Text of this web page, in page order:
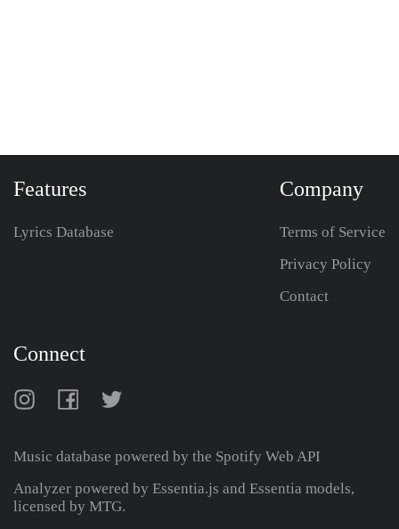
Features
Lyrics Database
Company
Terms of Service
Privacy Policy
Contact
Connect
Music database powered by the Spotify Web API
Analyzer powered by Essentia.js and Essentia models,
licensed by MTG.